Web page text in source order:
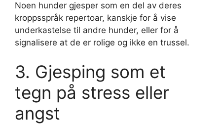
Noen hunder gjesper som en del av deres
kroppsspråk repertoar, kanskje for å vise
underkastelse til andre hunder, eller for å
signalisere at de er rolige og ikke en trussel.
3. Gjesping som et
tegn på stress eller
angst